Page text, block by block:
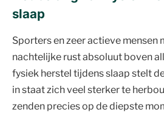
slaap
Sporters en zeer actieve mensen
nachtelijke rust absoluut boven
fysiek herstel tijdens slaap stelt
in staat zich veel sterker te
zenden precies op de diepste